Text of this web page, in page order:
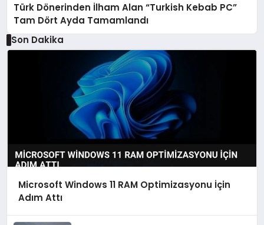
Türk Dönerinden İlham Alan “Turkish Kebab PC”
Tam Dört Ayda Tamamlandı
Son Dakika
Microsoft Windows 11 RAM Optimizasyonu İçin
Adım Attı